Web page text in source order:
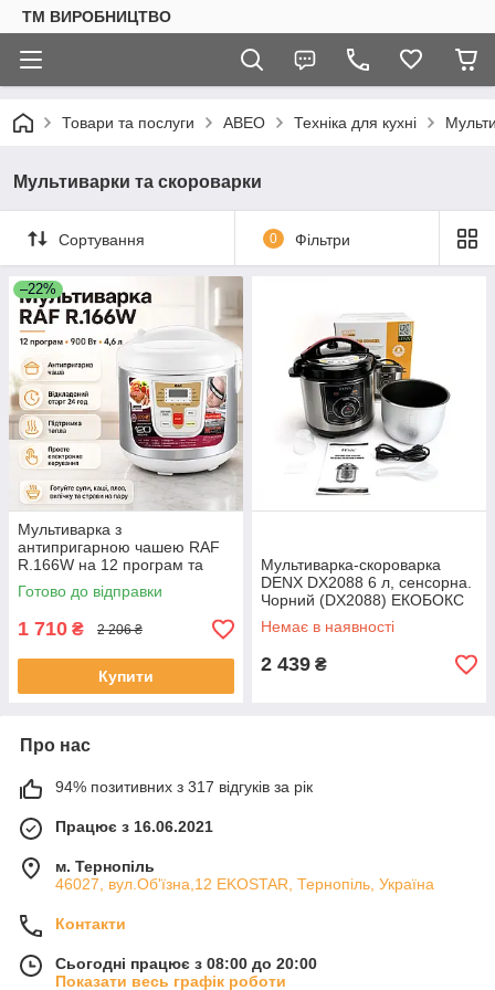
ТМ ВИРОБНИЦТВО
Товари та послуги АВЕО Техніка для кухні
Мультиварки та скороварки
Сортування 0 Фільтри
–22%
Мультиварка з
антипригарною чашею RAF
R.166W на 12 програм та
потужністю 900 Вт Біла
(ЕКОБОКС)
Готово до відправки
1 710 ₴ 2 206 ₴
Купити
Мультиварка-скороварка
DENX DX2088 6 л, сенсорна.
Чорний (DX2088) ЕКОБОКС
Немає в наявності
2 439 ₴
Про нас
94% позитивних з 317 відгуків за рік
Працює з 16.06.2021
м. Тернопіль
46027, вул.Об'їзна,12 EKOSTAR, Тернопіль, Україна
Контакти
Сьогодні працює з 08:00 до 20:00
Показати весь графік роботи